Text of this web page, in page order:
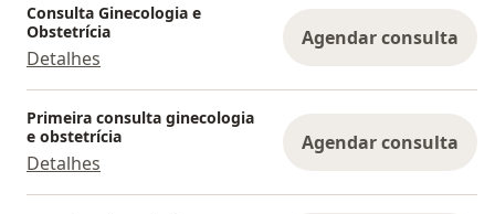
Consulta Ginecologia e
Obstetrícia
Detalhes
Agendar consulta
Primeira consulta ginecologia
e obstetrícia
Detalhes
Agendar consulta